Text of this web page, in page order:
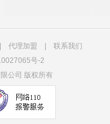
代理加盟
联系我们
号-2
公司 版权所有